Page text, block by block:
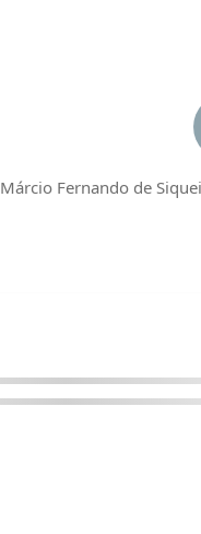
Márcio Fernando de